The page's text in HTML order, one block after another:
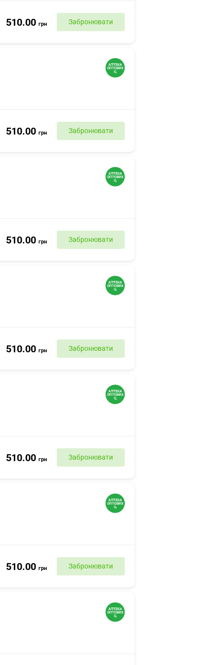
510.00 грн Забронювати
510.00 грн Забронювати
510.00 грн Забронювати
510.00 грн Забронювати
510.00 грн Забронювати
510.00 грн Забронювати